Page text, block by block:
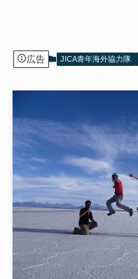
広告 JICA青年海外協力隊